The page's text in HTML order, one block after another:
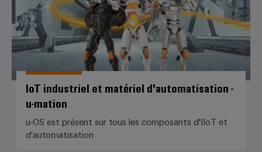
IoT industriel et matériel d'automatisation -
u-mation
u-OS est présent sur tous les composants d'IIoT et
d'automatisation